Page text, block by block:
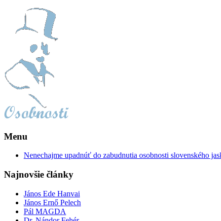
Menu
Nenechajme upadnúť do zabudnutia osobnosti slovenského
Najnovšie články
János Ede Hanvai
János Ernő Pelech
Pál MAGDA